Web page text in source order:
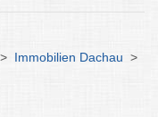
> Immobilien Dachau >